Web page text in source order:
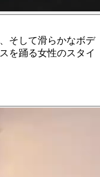
そして滑らかなボデ
を踊る女性のスタイ